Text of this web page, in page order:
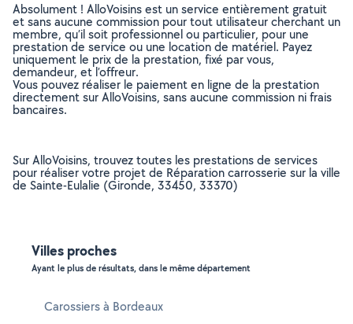
Absolument ! AlloVoisins est un service entièrement gratuit
et sans aucune commission pour tout utilisateur cherchant un
membre, qu’il soit professionnel ou particulier, pour une
prestation de service ou une location de matériel. Payez
uniquement le prix de la prestation, fixé par vous,
demandeur, et l’offreur.
Vous pouvez réaliser le paiement en ligne de la prestation
directement sur AlloVoisins, sans aucune commission ni frais
bancaires.
Sur AlloVoisins, trouvez toutes les prestations de services
pour réaliser votre projet de Réparation carrosserie sur la ville
de Sainte-Eulalie (Gironde, 33450, 33370)
Villes proches
Ayant le plus de résultats, dans le même département
Carossiers à Bordeaux